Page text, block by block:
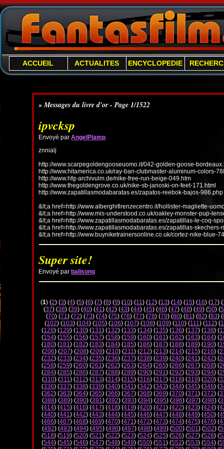
ACCUEIL ACTUALITES ENCYCLOPEDIE
» Messages du livre d'or - Page 1/1522
ipvcksp
Envoyé parAngelPlamp
znnialj
http://www.scarpegoldengooseuomo.it/042-golden-goose-
http://www.hitamerica.co.uk/ray-ban-clubmaster-aluminum-colors-
http://www.hfg-archivulm.de/nike-free-run-beige-049.htm
http://www.thegoldengrove.co.uk/nike-sb-janoski-on-feet-171.html
http://www.zapatillasmodabaratas.es/zapatos-reebok-bajos-986.php
&lt;a href=http://www.alberghifirenzecentro.it/hollister-magliette-
&lt;a href=http://www.mis-understood.co.uk/oakley-monster-pup-
&lt;a href=http://www.zapatillasmodabaratas.es/zapatillas-le-coq-
&lt;a href=http://www.zapatillasmodabaratas.es/zapatillas-
&lt;a href=http://www.buyniketrainersonline.co.uk/cortez-nike-blue-
Super site!
Envoyé par balisong
(1) (2) (3) (4) (5) (6) (7) (8) (9) (10) (11) (12) (13) (14) (15) (16) (17) (
(37) (38) (39) (40) (41) (42) (43) (44) (45) (46) (47) (48) (49) (50) (
(70) (71) (72) (73) (74) (75) (76) (77) (78) (79) (80) (81) (82) (83) (
(102) (103) (104) (105) (106) (107) (108) (109) (110) (111) (112) (
(128) (129) (130) (131) (132) (133) (134) (135) (136) (137) (138) (
(154) (155) (156) (157) (158) (159) (160) (161) (162) (163) (164) (
(180) (181) (182) (183) (184) (185) (186) (187) (188) (189) (190) (
(206) (207) (208) (209) (210) (211) (212) (213) (214) (215) (216) (
(232) (233) (234) (235) (236) (237) (238) (239) (240) (241) (242) (
(258) (259) (260) (261) (262) (263) (264) (265) (266) (267) (268) (
(284) (285) (286) (287) (288) (289) (290) (291) (292) (293) (294) (
(310) (311) (312) (313) (314) (315) (316) (317) (318) (319) (320) (
(336) (337) (338) (339) (340) (341) (342) (343) (344) (345) (346) (
(362) (363) (364) (365) (366) (367) (368) (369) (370) (371) (372) (
(388) (389) (390) (391) (392) (393) (394) (395) (396) (397) (398) (
(414) (415) (416) (417) (418) (419) (420) (421) (422) (423) (424) (
(440) (441) (442) (443) (444) (445) (446) (447) (448) (449) (450) (
(466) (467) (468) (469) (470) (471) (472) (473) (474) (475) (476) (
(492) (493) (494) (495) (496) (497) (498) (499) (500) (501) (502) (
(518) (519) (520) (521) (522) (523) (524) (525) (526) (527) (528) (
(544) (545) (546) (547) (548) (549) (550) (551) (552) (553) (554) (